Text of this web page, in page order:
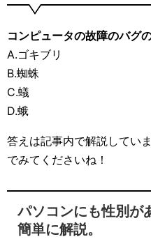
コンピュータの故障のバグ
A.ゴキブリ
B.蜘蛛
C.蟻
D.蛾
答えは記事内で解説してい
でみてくださいね！
パソコンにも性別が
簡単に解説。